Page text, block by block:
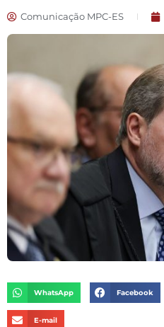
Comunicação MPC-ES
WhatsApp Facebook
E-mail